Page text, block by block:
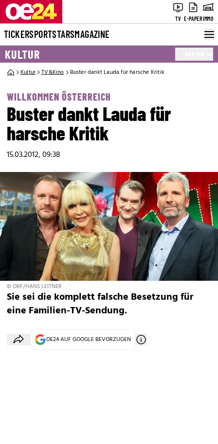
TV E-PAPERIMMO
TICKERSPORTSTARSMAGAZINE
KULTUR
Kultur TV&Kino Buster dankt Lauda für harsche Kritik
WILLKOMMEN ÖSTERREICH
Buster dankt Lauda für
harsche Kritik
15.03.2012, 09:38
© ORF/HANS LEITNER
Sie sei die komplett falsche Besetzung für
eine Familien-TV-Sendung.
OE24 AUF GOOGLE BEVORZUGEN